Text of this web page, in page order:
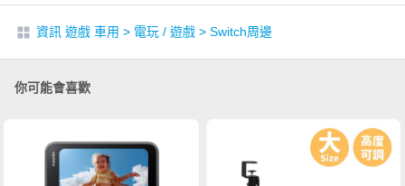
資訊 遊戲 車用 > 電玩 / 遊戲 > Switch周邊
你可能會喜歡